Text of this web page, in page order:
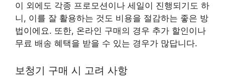
이 외에도 각종 프로모션이나 세일이 진행되기도 하
니, 이를 잘 활용하는 것도 비용을 절감하는 좋은 방
법이에요. 또한, 온라인 구매의 경우 추가 할인이나
무료 배송 혜택을 받을 수 있는 경우가 많답니다.
보청기 구매 시 고려 사항